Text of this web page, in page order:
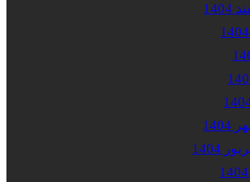
1404